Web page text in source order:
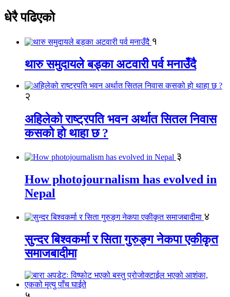
धेरै पढिएको
१
थारु समुदायले बड्का अटवारी पर्व मनाउँदै
२
अहिलेको राष्ट्रपति भवन अर्थात सितल निवास
कसको हो थाहा छ ?
३
How photojournalism has evolved in
Nepal
४
सुन्दर बिश्वकर्मा र सिता गुरुङ्ग नेकपा एकीकृत
समाजबादीमा